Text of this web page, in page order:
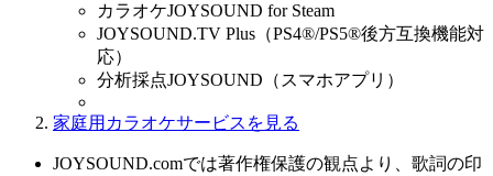
カラオケJOYSOUND for Steam
JOYSOUND.TV Plus（PS4®/PS5®後方互換機能対
応）
分析採点JOYSOUND（スマホアプリ）
家庭用カラオケサービスを見る
JOYSOUND.comでは著作権保護の観点より、歌詞の印